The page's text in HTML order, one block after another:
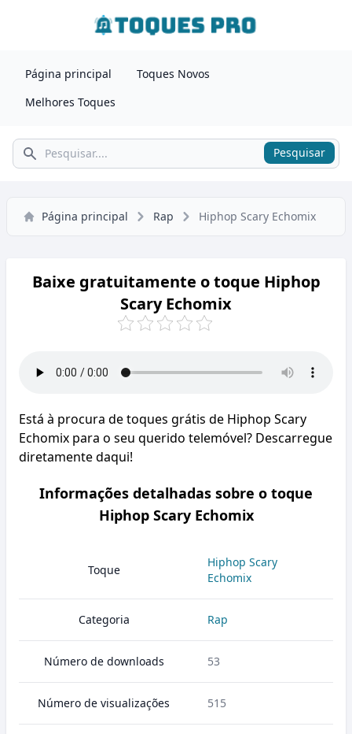
Página principal
Toques Novos
Melhores Toques
Pesquisar Pesquisar
Página principal Rap Hiphop Scary Echomix
Baixe gratuitamente o toque Hiphop
Scary Echomix
Está à procura de toques grátis de Hiphop Scary
Echomix para o seu querido telemóvel? Descarregue
diretamente daqui!
Informações detalhadas sobre o toque
Hiphop Scary Echomix
Toque
Hiphop Scary
Echomix
Categoria Rap
Número de downloads 53
Número de visualizações 515